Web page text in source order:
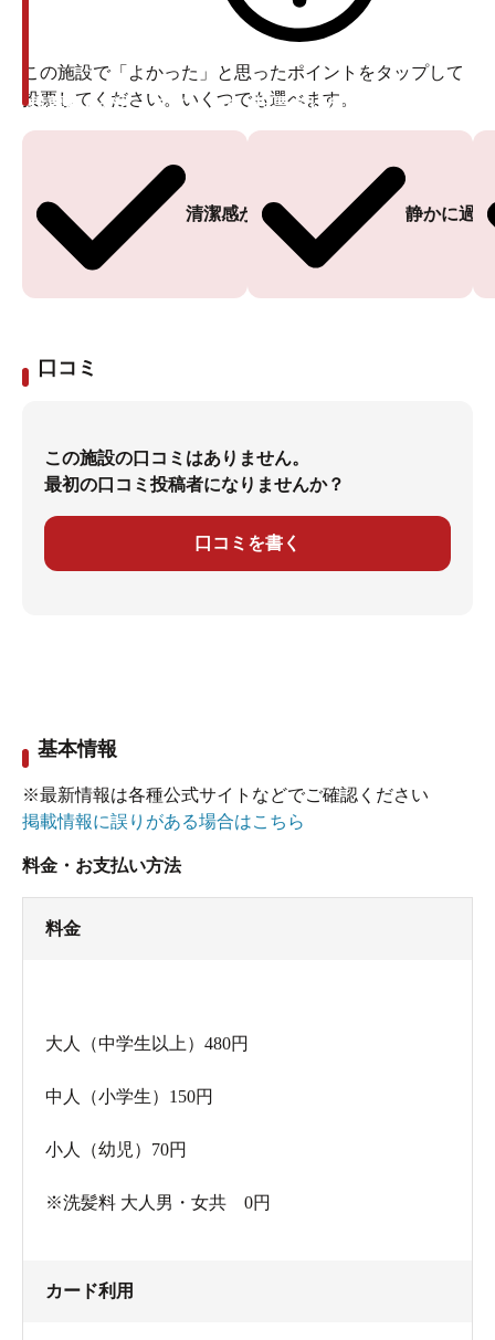
この施設で「よかった」と思ったポイントをタップして
投票してください。いくつでも選べます。
清潔感がある
投票ありがとうございます
静かに過
投票ありがとうございます
口コミ
この施設の口コミはありません。
最初の口コミ投稿者になりませんか？
口コミを書く
基本情報
※最新情報は各種公式サイトなどでご確認ください
掲載情報に誤りがある場合はこちら
料金・お支払い方法
料金
大人（中学生以上）480円
中人（小学生）150円
小人（幼児）70円
※洗髪料 大人男・女共 0円
カード利用